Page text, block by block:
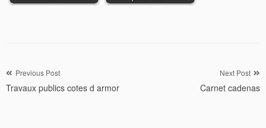
Navigation
de
Previous Post
Travaux publics cotes d armor
Next Post
Carnet cadenas